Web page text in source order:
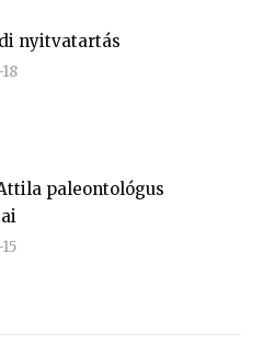
nyitvatartás
paleontológus